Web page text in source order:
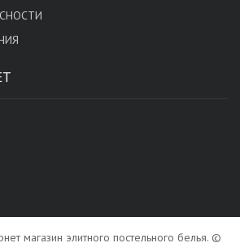
магазин элитного постельного белья. ©